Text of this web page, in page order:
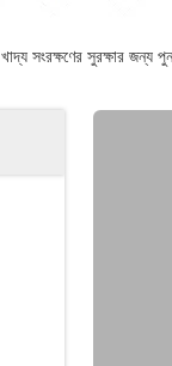
খাদ্য সংরক্ষণের সুরক্ষার জন্য